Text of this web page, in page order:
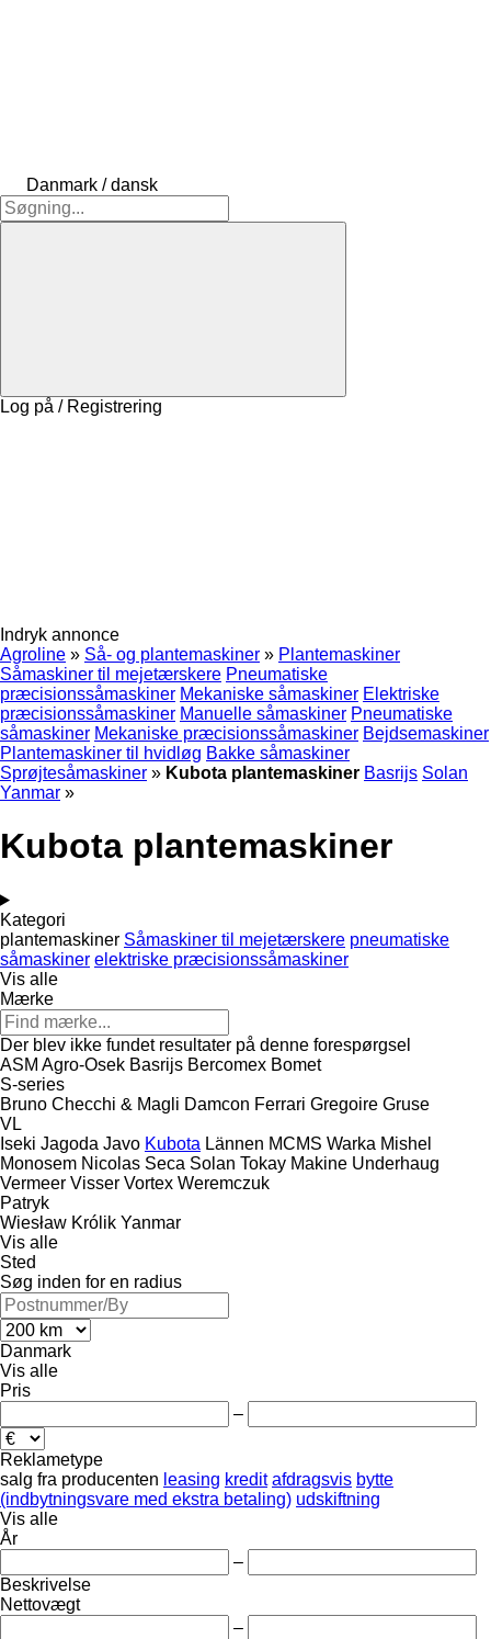
Danmark / dansk
Log på / Registrering
Indryk annonce
Agroline » Så- og plantemaskiner » Plantemaskiner
Såmaskiner til mejetærskere Pneumatiske
præcisionssåmaskiner Mekaniske såmaskiner Elektriske
præcisionssåmaskiner Manuelle såmaskiner Pneumatiske
såmaskiner Mekaniske præcisionssåmaskiner Bejdsemaskiner
Plantemaskiner til hvidløg Bakke såmaskiner
Sprøjtesåmaskiner » Kubota plantemaskiner Basrijs Solan
Yanmar »
Kubota plantemaskiner
Kategori
plantemaskiner Såmaskiner til mejetærskere pneumatiske
såmaskiner elektriske præcisionssåmaskiner
Vis alle
Mærke
Der blev ikke fundet resultater på denne forespørgsel
ASM Agro-Osek Basrijs Bercomex Bomet
S-series
Bruno Checchi & Magli Damcon Ferrari Gregoire Gruse
VL
Iseki Jagoda Javo Kubota Lännen MCMS Warka Mishel
Monosem Nicolas Seca Solan Tokay Makine Underhaug
Vermeer Visser Vortex Weremczuk
Patryk
Wiesław Królik Yanmar
Vis alle
Sted
Søg inden for en radius
Danmark
Vis alle
Pris
–
Reklametype
salg fra producenten leasing kredit afdragsvis bytte
(indbytningsvare med ekstra betaling) udskiftning
Vis alle
År
–
Beskrivelse
Nettovægt
–